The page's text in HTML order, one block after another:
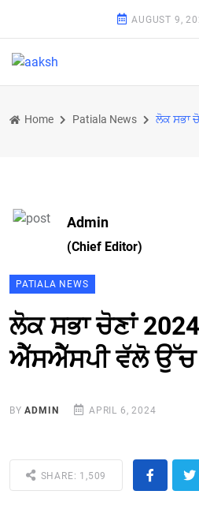
AUGUST 9,
Home Patiala News
Admin
(Chief Editor)
PATIALA NEWS
ਲੋਕ ਸਭਾ ਚੋਣਾਂ
ਐੱਸਐੱਸਪੀ ਵੱਲੋ ਉੱਚ
BYADMIN APRIL 6, 2024
SHARE: 1,509